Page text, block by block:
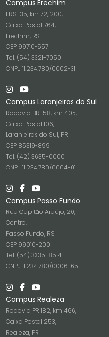
Campus Erechim
ERS 135, km 72, 200,
Caixa Postal 764,
Erechim, RS
CEP 99710-557
Tel. (54) 3321-7050
CNPJ 11.234.780/0002-31
Campus Laranjeiras do Sul
Rodovia BR 158, km 405,
Caixa Postal 106,
Laranjeiras do Sul, PR
CEP 85319-899
Tel. (42) 3635-0000
CNPJ 11.234.780/0004-01
Campus Passo Fundo
Rua Capitão Araújo, 20,
Centro,
Passo Fundo, RS
CEP 99010-200
Tel. (54) 3335-8514
CNPJ 11.234.780/0006-65
Campus Realeza
Rodovia PR 182, km 466,
Caixa Postal 253,
Realeza, PR